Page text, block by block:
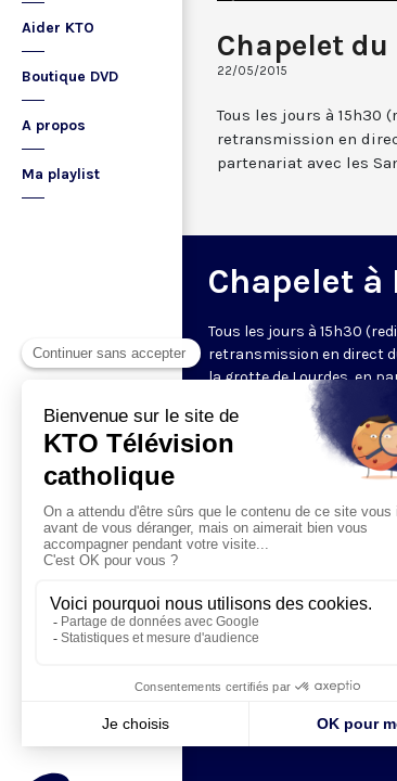
Aider KTO
Boutique DVD
A propos
Ma playlist
Chapelet
22/05/2015
Tous les jours à
retransmission en
partenariat avec les
Chapelet à
Tous les jours à 15h30
retransmission en direct
la grotte de Lourdes, en
Sanctuaires. Chaque jour,
méditations des mystères
proposée en communion
Visiter la page de